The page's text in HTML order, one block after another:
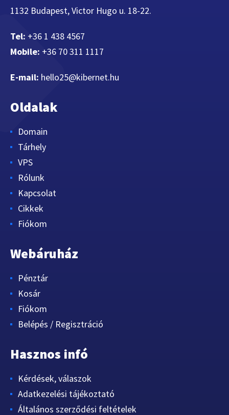
1132 Budapest, Victor Hugo u. 18-22.
Tel: +36 1 438 4567
Mobile: +36 70 311 1117
E-mail: hello25@kibernet.hu
Oldalak
Domain
Tárhely
VPS
Rólunk
Kapcsolat
Cikkek
Fiókom
Webáruház
Pénztár
Kosár
Fiókom
Belépés / Regisztráció
Hasznos infó
Kérdések, válaszok
Adatkezelési tájékoztató
Általános szerződési feltételek